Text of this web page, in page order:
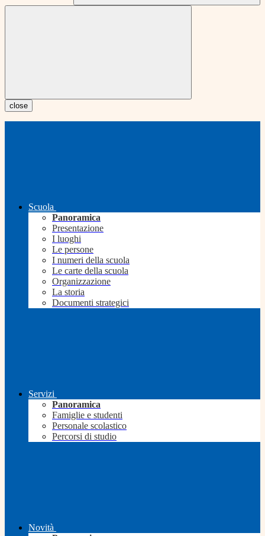
close
Scuola
Panoramica
Presentazione
I luoghi
Le persone
I numeri della scuola
Le carte della scuola
Organizzazione
La storia
Documenti strategici
Servizi
Panoramica
Famiglie e studenti
Personale scolastico
Percorsi di studio
Novità